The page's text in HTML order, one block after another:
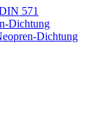
571
Dichtung
Dichtung